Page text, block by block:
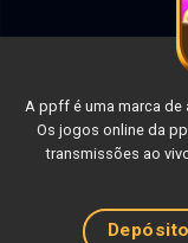
A ppff é uma marca de
Os jogos online da
transmissões ao
Depósito